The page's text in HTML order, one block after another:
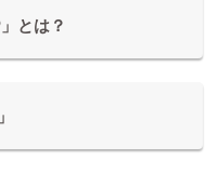
とは？